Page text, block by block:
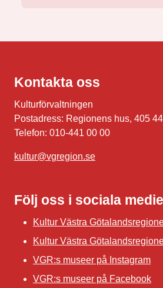
Kontakta oss
Kulturförvaltningen
Postadress: Regionens hus, 405
Telefon: 010-441 00 00
kultur@vgregion.se
Följ oss i sociala
Kultur Västra
Kultur Västra
VGR:s museer på Instagram
VGR:s museer på Facebook